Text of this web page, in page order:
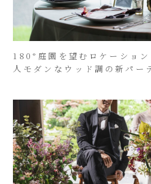
180°庭園を望むロケーショ
人モダンなウッド調の新パー